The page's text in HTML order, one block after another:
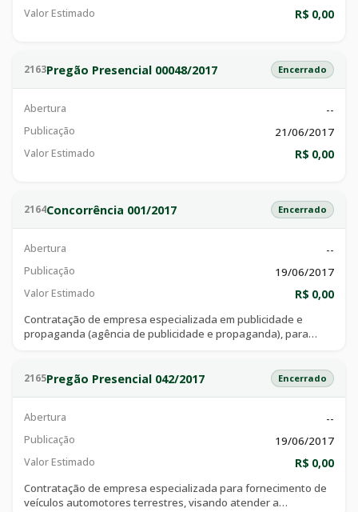
Valor Estimado R$ 0,00
2163Pregão Presencial 00048/2017 Encerrado
Abertura --
Publicação 21/06/2017
Valor Estimado R$ 0,00
2164Concorrência 001/2017 Encerrado
Abertura --
Publicação 19/06/2017
Valor Estimado
R$ 0,00
Contratação de empresa especializada em publicidade e
propaganda (agência de publicidade e propaganda), para
visando atender a secretaria de comunicação ou qualquer
outro órgão da administração da prefeitura municipal de
2165Pregão Presencial 042/2017 Encerrado
Abertura --
Publicação 19/06/2017
Valor Estimado
R$ 0,00
Contratação de empresa especializada para fornecimento de
veículos automotores terrestres, visando atender a